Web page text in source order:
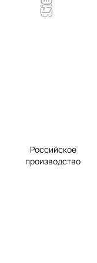
Российское
производство